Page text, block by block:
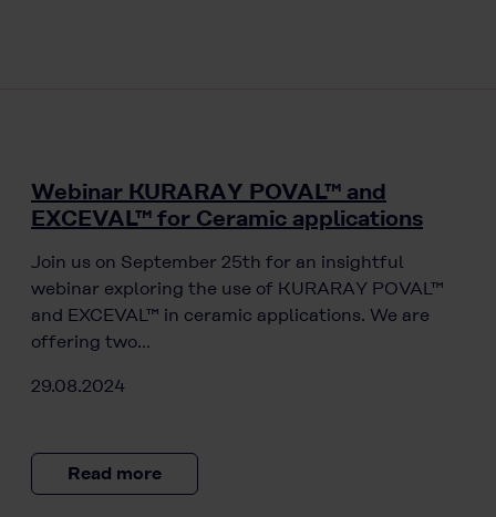
Webinar KURARAY POVAL™ and
EXCEVAL™ for Ceramic applications
Join us on September 25th for an insightful
webinar exploring the use of KURARAY POVAL™
and EXCEVAL™ in ceramic applications. We are
offering two…
29.08.2024
Read more